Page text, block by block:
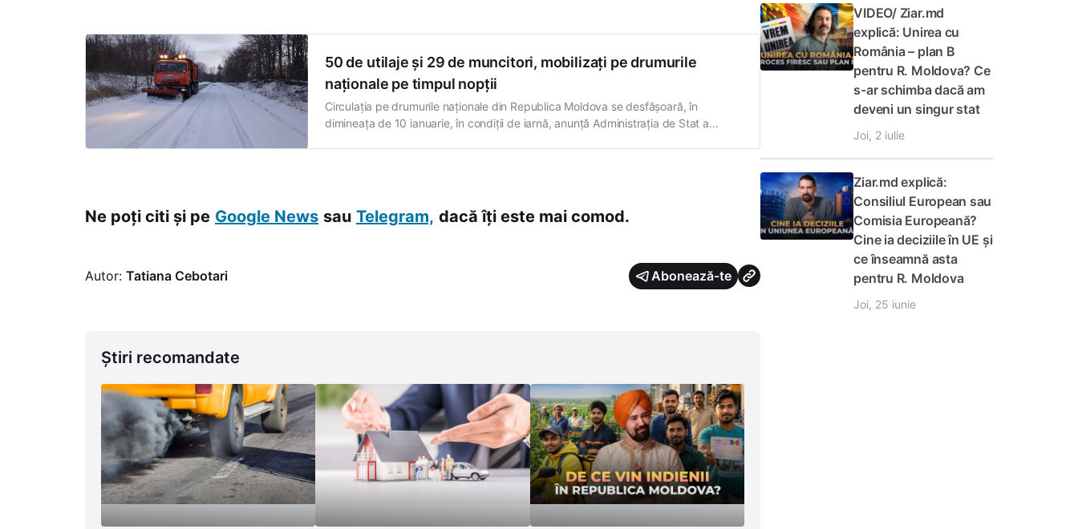
50 de utilaje și 29 de muncitori, mobilizați pe drumurile
naționale pe timpul nopții
Circulația pe drumurile naționale din Republica Moldova se desfășoară, în
dimineața de 10 ianuarie, în condiții de iarnă, anunță Administrația de Stat a
Ne poți citi și pe Google News sau Telegram, dacă îți este mai comod.
Autor: Tatiana Cebotari Abonează-te
Știri recomandate
VIDEO/ Ziar.md
explică: Unirea cu
România – plan B
pentru R. Moldova? Ce
s-ar schimba dacă am
deveni un singur stat
Joi, 2 iulie
Ziar.md explică:
Consiliul European sau
Comisia Europeană?
Cine ia deciziile în UE și
ce înseamnă asta
pentru R. Moldova
Joi, 25 iunie